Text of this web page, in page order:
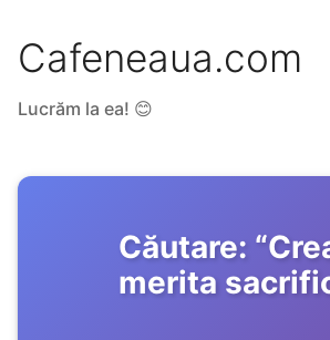
Cafeneaua.com
Lucrăm la ea! 😊
Căutare: “
merita